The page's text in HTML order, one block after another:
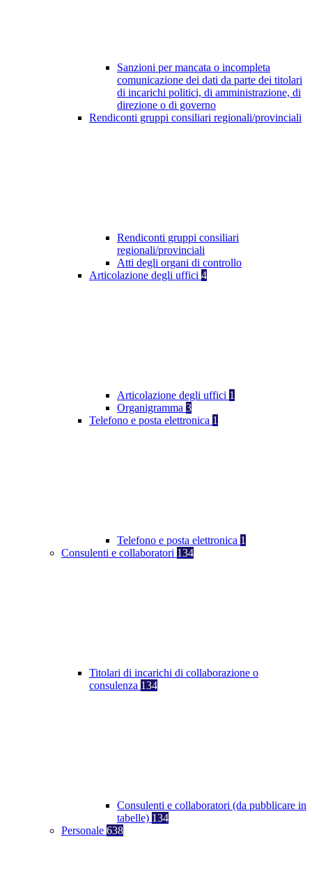
Sanzioni per mancata o incompleta
comunicazione dei dati da parte dei titolari
di incarichi politici, di amministrazione, di
direzione o di governo
Rendiconti gruppi consiliari regionali/provinciali
Rendiconti gruppi consiliari
regionali/provinciali
Atti degli organi di controllo
Articolazione degli uffici 4
Articolazione degli uffici 1
Organigramma 3
Telefono e posta elettronica 1
Telefono e posta elettronica 1
Consulenti e collaboratori 134
Titolari di incarichi di collaborazione o
consulenza 134
Consulenti e collaboratori (da pubblicare in
tabelle) 134
Personale 638